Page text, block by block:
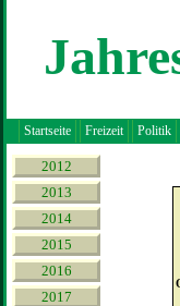
Startseite Freizeit Politik
2012
2013
2014
2015
2016
2017